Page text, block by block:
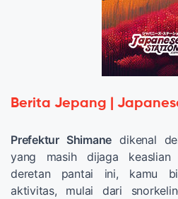
Berita Jepang |
Prefektur Shimane dikenal
yang masih dijaga keaslian
deretan pantai ini, kamu
aktivitas, mulai dari